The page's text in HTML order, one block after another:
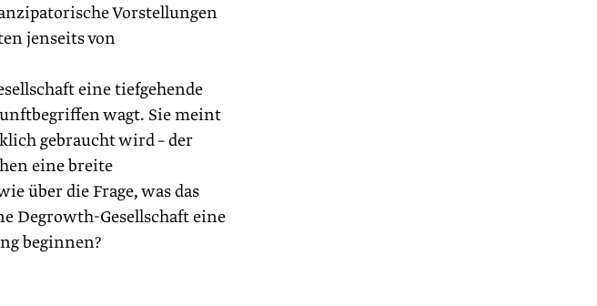
Vorstellungen
jenseits von
eine tiefgehende
wagt. Sie meint
gebraucht wird – der
eine breite
über die Frage, was das
Degrowth-Gesellschaft eine
beginnen?